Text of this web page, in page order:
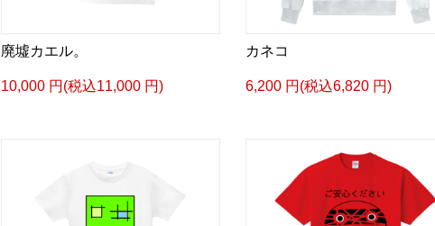
廃墟カエル。
10,000 円(税込11,000 円)
カネコ
6,200 円(税込6,820 円)